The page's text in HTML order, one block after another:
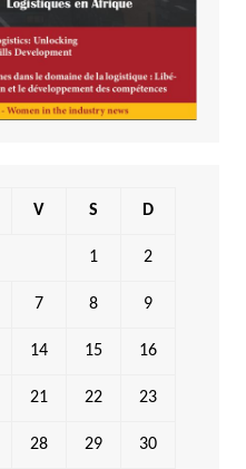
V S D
1 2
7 8 9
14 15 16
21 22 23
28 29 30